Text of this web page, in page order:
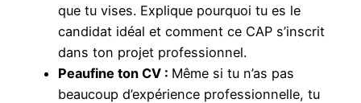
que tu vises. Explique pourquoi tu es le
candidat idéal et comment ce CAP s’inscrit
dans ton projet professionnel.
Peaufine ton CV : Même si tu n’as pas
beaucoup d’expérience professionnelle, tu